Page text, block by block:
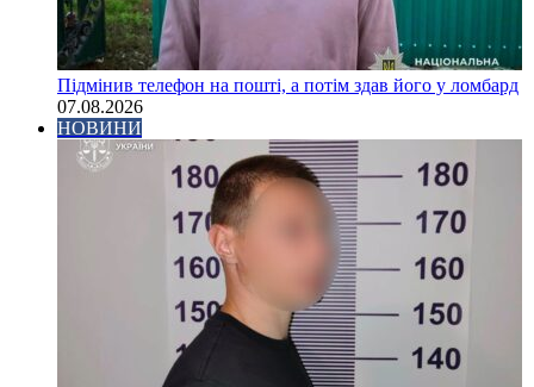
Підмінив телефон на пошті, а потім здав його у ломбард
07.08.2026
НОВИНИ